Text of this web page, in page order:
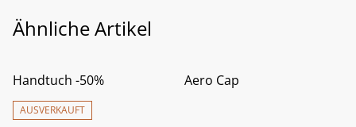
Ähnliche Artikel
%
Handtuch -50%
AUSVERKAUFT
%
Aero Cap